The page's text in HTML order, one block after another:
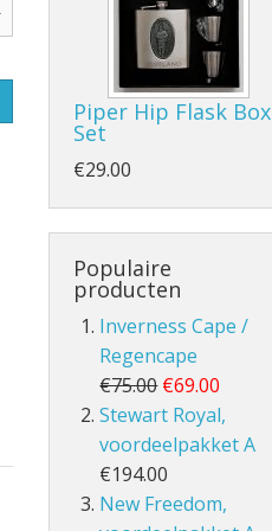
en Volle Kilt
Piper Hip Flask Box
Set
€29.00
Populaire
producten
Inverness Cape /
Regencape
€75.00 €69.00
Stewart Royal,
voordeelpakket A
€194.00
New Freedom,